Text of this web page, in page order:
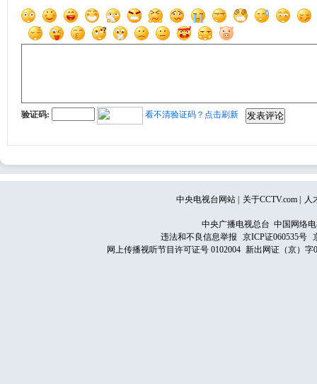
验证码: 看不清验证码？点击刷新
中央电视台网站 关于CCTV.com 人
中央广播电视总台 中国网络
违法和不良信息举报
京ICP证060535号
网上传播视听节目许可证号 0102004 新出网证（京）